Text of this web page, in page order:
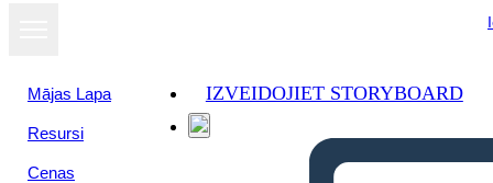
Mājas Lapa
Resursi
Cenas
IZVEIDOJIET STORYBOARD